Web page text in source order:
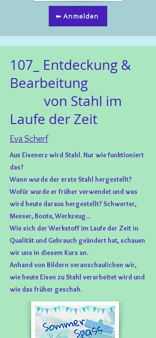
⬅ Anmelden
107_
Entdeckung &
Bearbeitung
von Stahl im
Laufe der Zeit
Eva Scherf
Aus Eisenerz wird Stahl. Nur wie funktioniert
das?
Wann wurde der erste Stahl hergestellt?
Wofür wurde er früher verwendet und was
wird heute daraus hergestellt? Schwerter,
Messer, Boote, Werkzeug...
Wie sich der Werkstoff im Laufe der Zeit in
Qualität und Gebrauch geändert hat, schauen
wir uns in diesem Kurs an.
Anhand von Bildern veranschaulichen wir,
wie heute Eisen zu Stahl verarbeitet wird und
wie das früher geschah.